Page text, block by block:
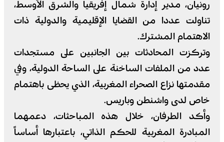
رونيان، مدير إدارة شمال إفريقيا والشرق الأوسط،
تناولت عددا من القضايا الإقليمية والدولية ذات
الاهتمام المشترك.
وتركزت المحادثات بين الجانبين على مستجدات
عدد من الملفات الساخنة على الساحة الدولية، وفي
مقدمتها نزاع الصحراء المغربية، الذي يحظى باهتمام
خاص لدى واشنطن وباريس.
وأكد الطرفان، خلال هذه المباحثات، دعمهما
المبادرة المغربية للحكم الذاتي، باعتبارها أساساً